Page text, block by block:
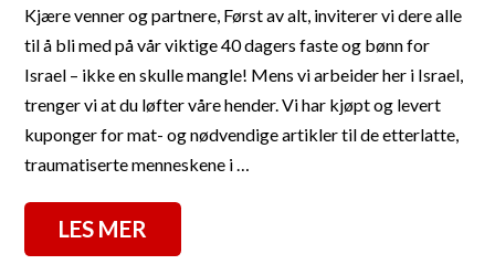
Kjære venner og partnere, Først av alt, inviterer vi dere alle
til å bli med på vår viktige 40 dagers faste og bønn for
Israel – ikke en skulle mangle! Mens vi arbeider her i Israel,
trenger vi at du løfter våre hender. Vi har kjøpt og levert
kuponger for mat- og nødvendige artikler til de etterlatte,
traumatiserte menneskene i …
LES MER